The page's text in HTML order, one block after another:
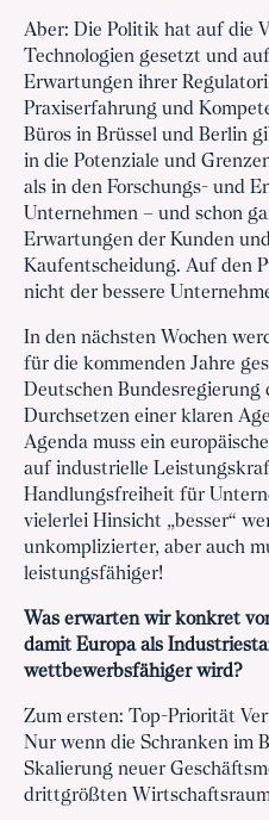
Aber: Die Politik hat auf die
Technologien gesetzt und
Erwartungen ihrer
Praxiserfahrung und
Büros in Brüssel und Berlin
in die Potenziale und
als in den Forschungs- und
Unternehmen – und schon
Erwartungen der Kunden
Kaufentscheidung. Auf den
nicht der bessere
In den nächsten Wochen
für die kommenden Jahre
Deutschen Bundesregierung
Durchsetzen einer klaren
Agenda muss ein
auf industrielle
Handlungsfreiheit für
vielerlei Hinsicht „besser“
unkomplizierter, aber auch
leistungsfähiger!
Was erwarten wir konkret
damit Europa als
wettbewerbsfähiger wird?
Zum ersten: Top-Priorität
Nur wenn die Schranken im
Skalierung neuer
drittgrößten